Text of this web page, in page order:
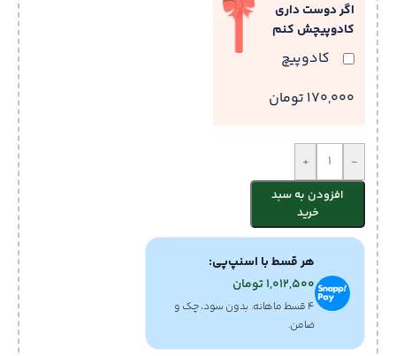
اگر دوست داری
کادوپیچش کنم
کادوپیچ
170,000 تومان
-
+
افزودن به سبد
خرید
هر قسط با اسنپ‌پی:
1,012,500تومان
۴ قسط ماهانه. بدون سود، چک و
ضامن.